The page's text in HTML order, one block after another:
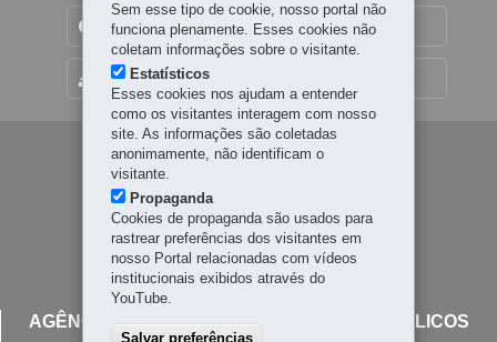
MAPA DO SITE
TRANSPARÊNCIA INSTITUCIONAL
Navegação
principal
AGÊNCIA REGULADORA DE SERVIÇOS PÚBLICOS
Sem esse tipo de cookie, nosso portal não
funciona plenamente. Esses cookies não
coletam informações sobre o visitante.
Estatísticos
Esses cookies nos ajudam a entender
como os visitantes interagem com nosso
site. As informações são coletadas
anonimamente, não identificam o
visitante.
Propaganda
Cookies de propaganda são usados para
rastrear preferências dos visitantes em
nosso Portal relacionadas com vídeos
institucionais exibidos através do
YouTube.
Salvar preferências